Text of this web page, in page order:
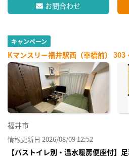
お問合わせ
キャンペーン
Kマンスリー福井駅西（幸橋前）
福井市
情報更新日 2026/08/09 12:52
【バストイレ別・温水暖房便座付】